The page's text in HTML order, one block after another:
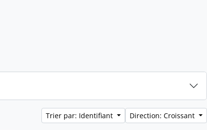
Trier par: Identifiant Direction: Croissant